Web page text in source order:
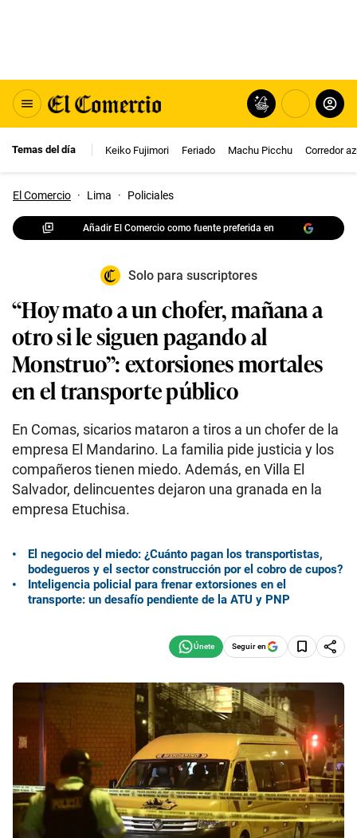
Temas del día Keiko Fujimori Feriado Machu Picchu Corredor
El Comercio · Lima · Policiales
Añadir El Comercio como fuente preferida en
Solo para suscriptores
“Hoy mato a un chofer, mañana a
otro si le siguen pagando al
Monstruo”: extorsiones mortales
en el transporte público
En Comas, sicarios mataron a tiros a un chofer de la
empresa El Mandarino. La familia pide justicia y los
compañeros tienen miedo. Además, en Villa El
Salvador, delincuentes dejaron una granada en la
empresa Etuchisa.
El negocio del miedo: ¿Cuánto pagan los transportistas,
bodegueros y el sector construcción por el cobro de cupos?
Inteligencia policial para frenar extorsiones en el
transporte: un desafío pendiente de la ATU y PNP
Seguir en